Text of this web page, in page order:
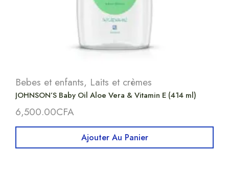
Bebes et enfants, Laits et crèmes
JOHNSON’S Baby Oil Aloe Vera & Vitamin E (414 ml)
6,500.00CFA
Ajouter Au Panier